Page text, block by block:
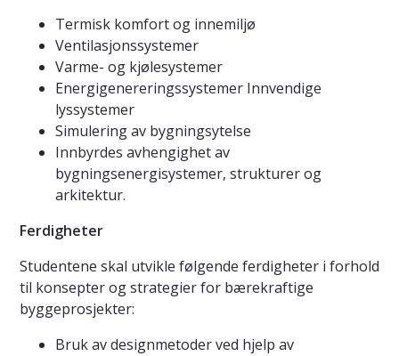
Termisk komfort og innemiljø
Ventilasjonssystemer
Varme- og kjølesystemer
Energigenereringssystemer Innvendige
lyssystemer
Simulering av bygningsytelse
Innbyrdes avhengighet av
bygningsenergisystemer, strukturer og
arkitektur.
Ferdigheter
Studentene skal utvikle følgende ferdigheter i forhold
til konsepter og strategier for bærekraftige
byggeprosjekter:
Bruk av designmetoder ved hjelp av